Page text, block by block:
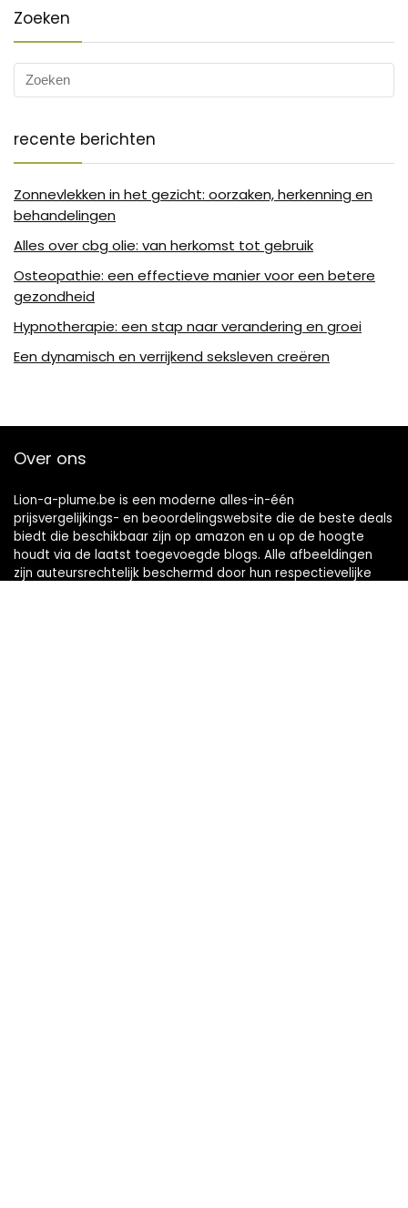
Zoeken
recente berichten
Zonnevlekken in het gezicht: oorzaken, herkenning en
behandelingen
Alles over cbg olie: van herkomst tot gebruik
Osteopathie: een effectieve manier voor een betere
gezondheid
Hypnotherapie: een stap naar verandering en groei
Een dynamisch en verrijkend seksleven creëren
Over ons
Lion-a-plume.be is een moderne alles-in-één
prijsvergelijkings- en beoordelingswebsite die de beste deals
biedt die beschikbaar zijn op amazon en u op de hoogte
houdt via de laatst toegevoegde blogs. Alle afbeeldingen
zijn auteursrechtelijk beschermd door hun respectievelijke